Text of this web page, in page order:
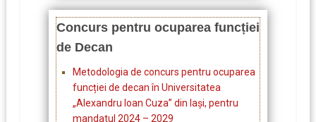
Concurs pentru ocuparea funcției
de Decan
Metodologia de concurs pentru ocuparea
funcției de decan în Universitatea
„Alexandru Ioan Cuza” din Iași, pentru
mandatul 2024 – 2029